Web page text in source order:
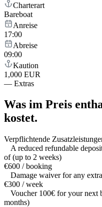
Charterart
Bareboat
Anreise
17:00
Abreise
09:00
Kaution
1,000 EUR
— Extras
Was im Preis
kostet.
Verpflichtende
A reduced refundable
of (up to 2 weeks)
€600 / booking
Damage waiver for any
€300 / week
Voucher 100€ for your
months)